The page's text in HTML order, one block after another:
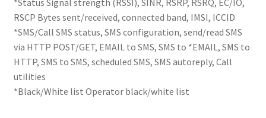
*Status Signal strength (RSSI), SINR, RSRP, RSRQ, EC/IO,
RSCP Bytes sent/received, connected band, IMSI, ICCID
*SMS/Call SMS status, SMS configuration, send/read SMS
via HTTP POST/GET, EMAIL to SMS, SMS to *EMAIL, SMS to
HTTP, SMS to SMS, scheduled SMS, SMS autoreply, Call
utilities
*Black/White list Operator black/white list